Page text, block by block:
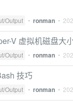
Output • ronman •
V 虚拟机磁盘大
Output • ronman •
技巧
Output • ronman •